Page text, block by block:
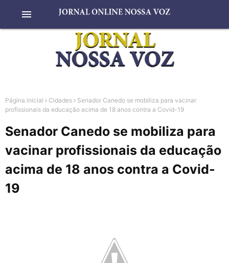
menu
Página inicial Cidades
Senador Canedo se mobiliza para vacinar
profissionais da educação acima de 18 anos contra a Covid-19
Senador Canedo se mobiliza para
vacinar profissionais da educação
acima de 18 anos contra a Covid-
19